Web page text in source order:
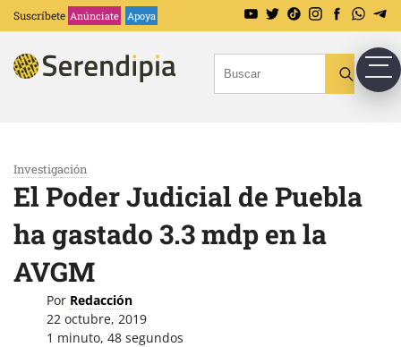
Suscríbete Anúnciate Apoya
Investigación
El Poder Judicial de Puebla
ha gastado 3.3 mdp en la
AVGM
Por Redacción
22 octubre, 2019
1 minuto, 48 segundos